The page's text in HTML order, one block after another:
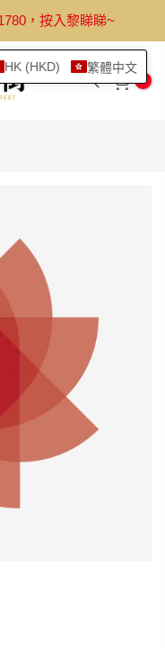
HK (HKD) 繁體中文
，按入黎睇睇~
0